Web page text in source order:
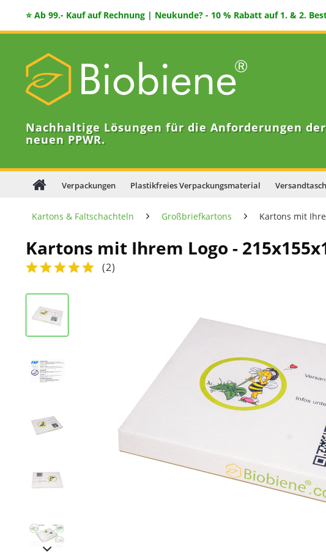
⭐ Ab 99.- Kauf auf Rechnung | Neukunde? - 10 % Rabatt auf 1. & 2.
Nachhaltige Lösungen für die Anforderungen der
neuen PPWR.
Verpackungen Plastikfreies Verpackungsmaterial
Kartons & Faltschachteln Großbriefkartons Kartons mit
Kartons mit Ihrem Logo -
(2)